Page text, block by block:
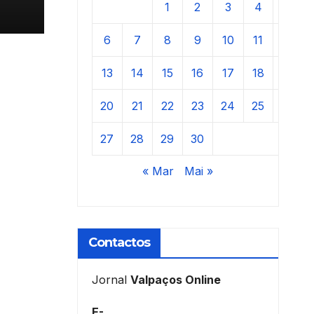
1 2 3 4
6 7 8 9 10 11
13 14 15 16 17 18
20 21 22 23 24 25
27 28 29 30
« Mar Mai »
Contactos
Jornal Valpaços Online